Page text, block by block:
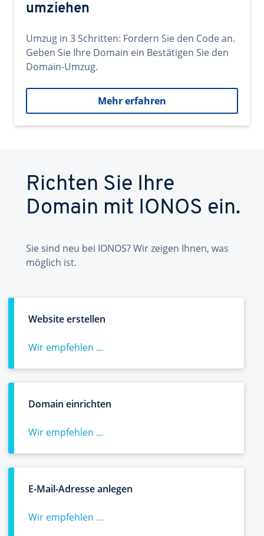
umziehen
Umzug in 3 Schritten: Fordern Sie den Code an.
Geben Sie Ihre Domain ein Bestätigen Sie den
Domain-Umzug.
Mehr erfahren
Richten Sie Ihre
Domain mit IONOS ein.
Sie sind neu bei IONOS? Wir zeigen Ihnen, was
möglich ist.
Website erstellen
Wir empfehlen ...
Domain einrichten
Wir empfehlen ...
E-Mail-Adresse anlegen
Wir empfehlen ...